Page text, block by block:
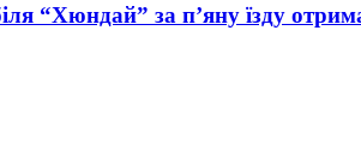
“Хюндай” за п’яну їзду